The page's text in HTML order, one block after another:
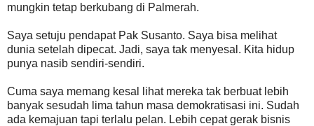
mungkin tetap berkubang di Palmerah.
Saya setuju pendapat Pak Susanto. Saya bisa melihat
dunia setelah dipecat. Jadi, saya tak menyesal. Kita hidup
punya nasib sendiri-sendiri.
Cuma saya memang kesal lihat mereka tak berbuat lebih
banyak sesudah lima tahun masa demokratisasi ini. Sudah
ada kemajuan tapi terlalu pelan. Lebih cepat gerak bisnis